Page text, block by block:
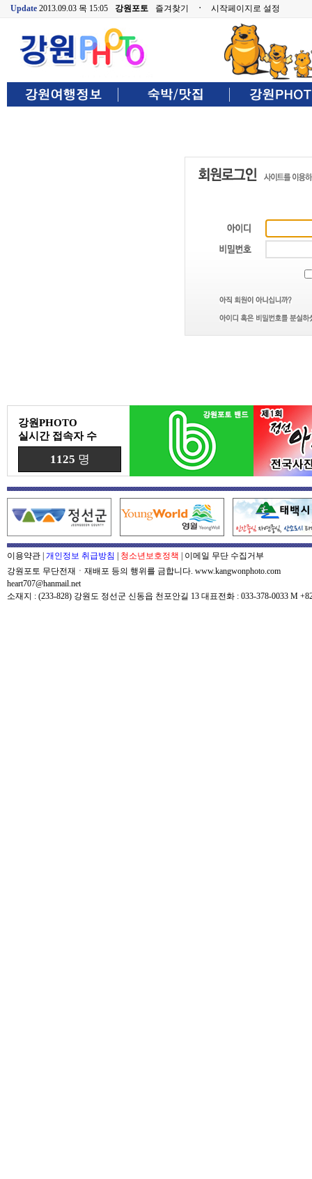
Update 2013.09.03 목 15:05 강원포토 즐겨찾기 ㆍ 시작페이지로 설정
강원PHOTO
실시간 접속자 수
1125 명
이용약관 개인정보 취급방침 청소년보호정책
이메일 무단 수집거부
강원포토 무단전재ㆍ재배포 등의 행위를 금합니다. www.kangwonphoto.com
heart707@hanmail.net
소재지 : (233-828) 강원도 정선군 신동읍 천포안길 13 대표전화 : 033-378-0033 M